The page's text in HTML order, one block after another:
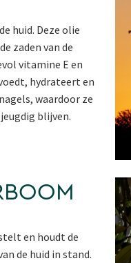
huid. Deze olie
zaden van de
vitamine E en
hydrateert en
waardoor ze
blijven.
en houdt de
de huid in stand.